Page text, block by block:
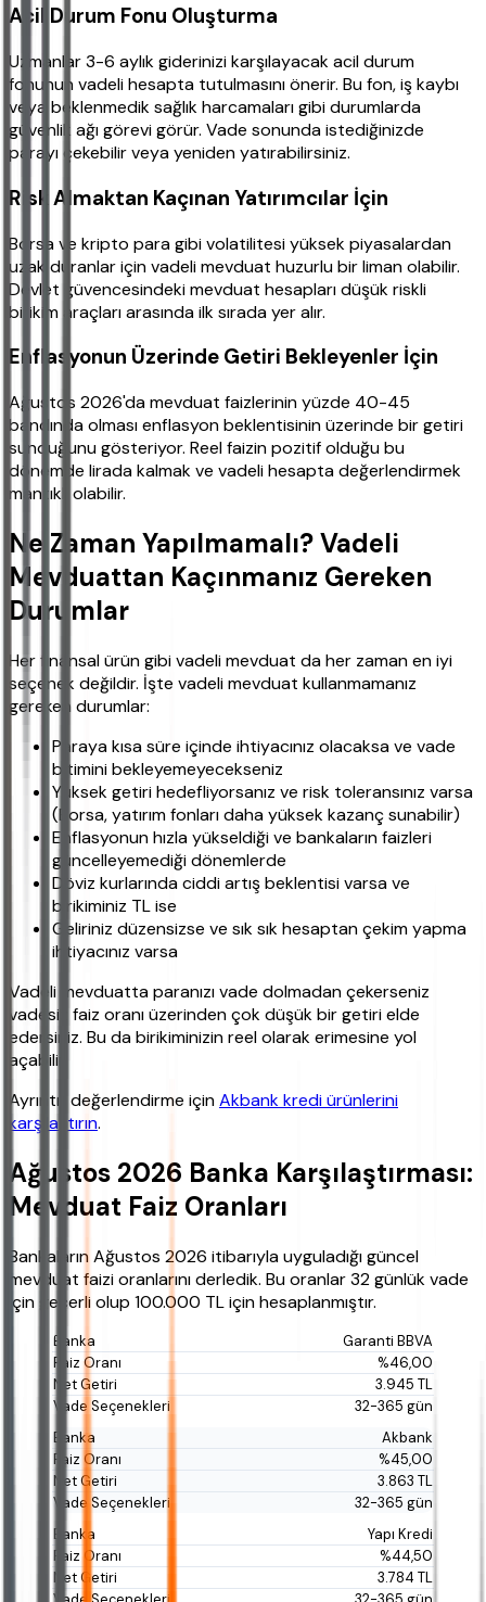
Acil Durum Fonu Oluşturma
Uzmanlar 3-6 aylık giderinizi karşılayacak acil durum
fonunun vadeli hesapta tutulmasını önerir. Bu fon, iş kaybı
veya beklenmedik sağlık harcamaları gibi durumlarda
güvenlik ağı görevi görür. Vade sonunda istediğinizde
parayı çekebilir veya yeniden yatırabilirsiniz.
Risk Almaktan Kaçınan Yatırımcılar İçin
Borsa ve kripto para gibi volatilitesi yüksek piyasalardan
uzak duranlar için vadeli mevduat huzurlu bir liman olabilir.
Devlet güvencesindeki mevduat hesapları düşük riskli
birikim araçları arasında ilk sırada yer alır.
Enflasyonun Üzerinde Getiri Bekleyenler İçin
Ağustos 2026'da mevduat faizlerinin yüzde 40-45
bandında olması enflasyon beklentisinin üzerinde bir getiri
sunduğunu gösteriyor. Reel faizin pozitif olduğu bu
dönemde lirada kalmak ve vadeli hesapta değerlendirmek
mantıklı olabilir.
Ne Zaman Yapılmamalı? Vadeli
Mevduattan Kaçınmanız Gereken
Durumlar
Her finansal ürün gibi vadeli mevduat da her zaman en iyi
seçenek değildir. İşte vadeli mevduat kullanmamanız
gereken durumlar:
Paraya kısa süre içinde ihtiyacınız olacaksa ve vade
bitimini bekleyemeyecekseniz
Yüksek getiri hedefliyorsanız ve risk toleransınız varsa
(Borsa, yatırım fonları daha yüksek kazanç sunabilir)
Enflasyonun hızla yükseldiği ve bankaların faizleri
güncelleyemediği dönemlerde
Döviz kurlarında ciddi artış beklentisi varsa ve
birikiminiz TL ise
Geliriniz düzensizse ve sık sık hesaptan çekim yapma
ihtiyacınız varsa
Vadeli mevduatta paranızı vade dolmadan çekerseniz
vadesiz faiz oranı üzerinden çok düşük bir getiri elde
edersiniz. Bu da birikiminizin reel olarak erimesine yol
açabilir.
Ayrıntılı değerlendirme içinAkbank kredi ürünlerini
karşılaştırın.
Ağustos 2026 Banka Karşılaştırması:
Mevduat Faiz Oranları
Bankaların Ağustos 2026 itibarıyla uyguladığı güncel
mevduat faizi oranlarını derledik. Bu oranlar 32 günlük vade
için geçerli olup 100.000 TL için hesaplanmıştır.
Garanti BBVA
%46,00
3.945 TL
32-365 gün
Akbank
%45,00
3.863 TL
32-365 gün
Yapı Kredi
%44,50
3.784 TL